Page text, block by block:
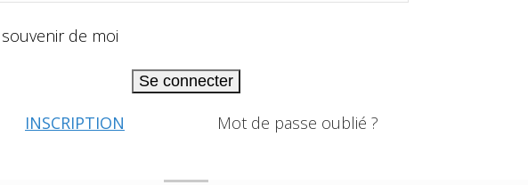
souvenir de moi
Se connecter
INSCRIPTION Mot de passe oublié ?